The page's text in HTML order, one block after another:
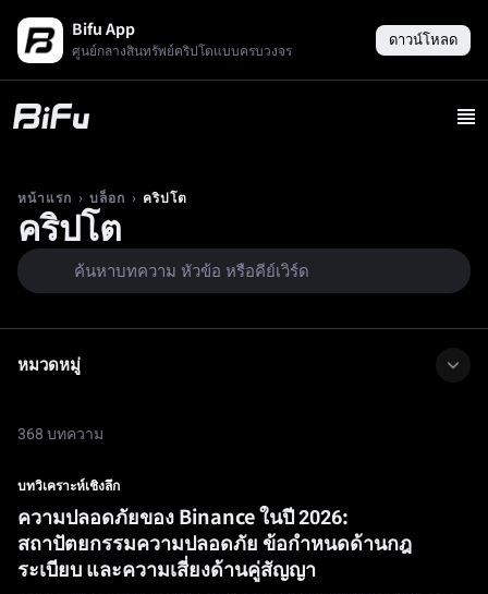
Bifu App
ศูนย์กลางสินทรัพย์คริปโตแบบครบวงจร
ดาวน์โหลด
หน้าแรก › บล็อก › คริปโต
คริปโต
หมวดหมู่
368 บทความ
บทวิเคราะห์เชิงลึก
ความปลอดภัยของ Binance ในปี 2026:
สถาปัตยกรรมความปลอดภัย ข้อกำหนดด้านกฎ
ระเบียบ และความเสี่ยงด้านคู่สัญญา